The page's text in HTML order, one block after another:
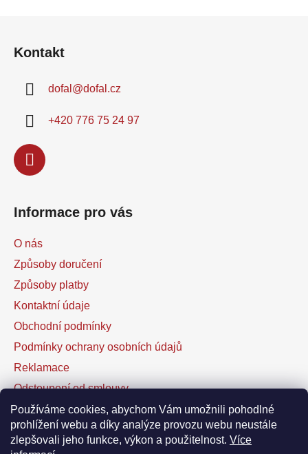
Používáme cookies, abychom Vám umožnili pohodlné
prohlížení webu a díky analýze provozu webu neustále
zlepšovali jeho funkce, výkon a použitelnost. Více
Kontakt
dofal @dofal.cz
+420 776 75 24 97
Informace pro vás
O nás
Způsoby doručení
Způsoby platby
Kontaktní údaje
Obchodní podmínky
Podmínky ochrany osobních údajů
Reklamace
Odstoupení od smlouvy
Kontaktní formulář